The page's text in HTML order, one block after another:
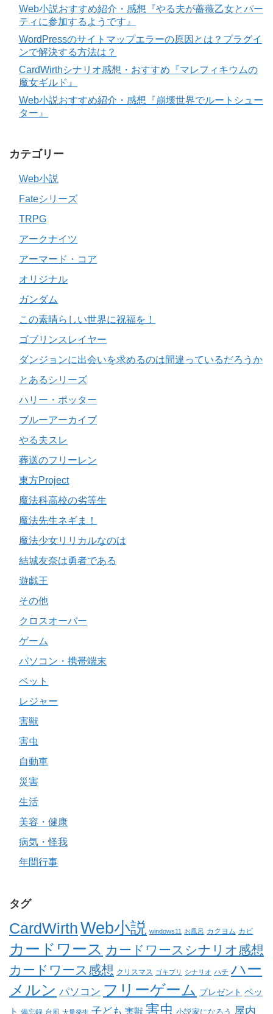
Web小説おすすめ紹介・感想『やる夫が薔薇乙女とパー
ティに参加するようです』
WordPressのサイトマップエラーの原因とは？プラグイ
ンで解決する方法は？
CardWirthシナリオ感想・おすすめ『マレフィキウムの
魔女ギルド』
Web小説おすすめ紹介・感想『崩壊世界でルートシュー
ター』
カテゴリー
Web小説
Fateシリーズ
TRPG
アークナイツ
アーマード・コア
オリジナル
ガンダム
この素晴らしい世界に祝福を！
ゴブリンスレイヤー
ダンジョンに出会いを求めるのは間違っているだろうか
とあるシリーズ
ハリー・ポッター
ブルーアーカイブ
やる夫スレ
葬送のフリーレン
東方Project
魔法科高校の劣等生
魔法先生ネギま！
魔法少女リリカルなのは
結城友奈は勇者である
遊戯王
その他
クロスオーバー
ゲーム
パソコン・携帯端末
ペット
レジャー
害獣
害虫
自動車
災害
生活
美容・健康
病気・怪我
年間行事
タグ
CardWirthWeb小説 windows11 お風呂 カクヨム カビ
カードワース カードワースシナリオ感想
カードワース感想 クリスマス ゴキブリ シナリオ ハチ ハー
メルン パソコン フリーゲーム プレゼント ペッ
ト 備忘録 台風 大量発生 子ども 害獣 害虫 小説家になろう 屋内